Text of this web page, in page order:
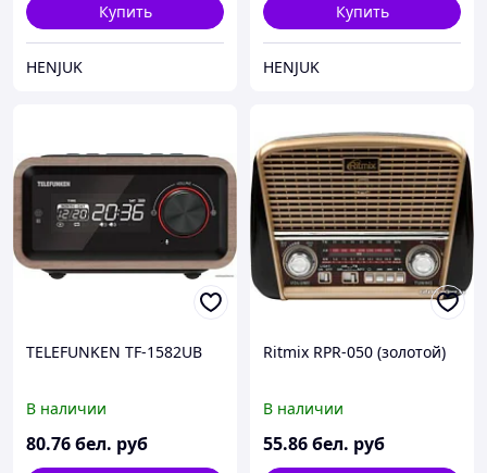
Купить
HENJUK
Купить
HENJUK
TELEFUNKEN TF-1582UB
В наличии
80.76бел. руб
Ritmix RPR-050 (золотой)
В наличии
55.86бел. руб